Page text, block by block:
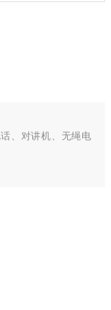
、对讲机、无绳电